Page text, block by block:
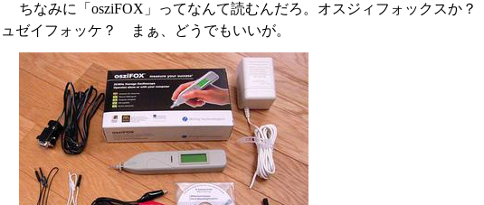
ちなみに「osziFOX」ってなんて読むんだろ。オスジィフォックスか
ュゼイフォッケ？ まぁ、どうでもいいが。